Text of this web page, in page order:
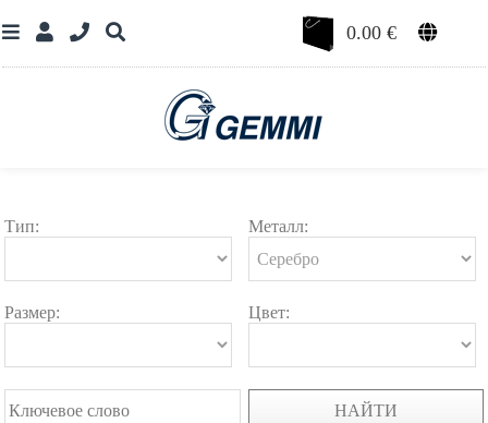
0.00€
Тип: Металл:
Размер: Цвет:
НАЙТИ